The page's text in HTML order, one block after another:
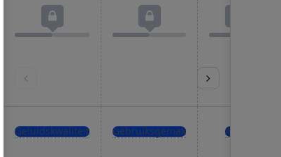
Geluidskwaliteit Gebruiksgemak Accu